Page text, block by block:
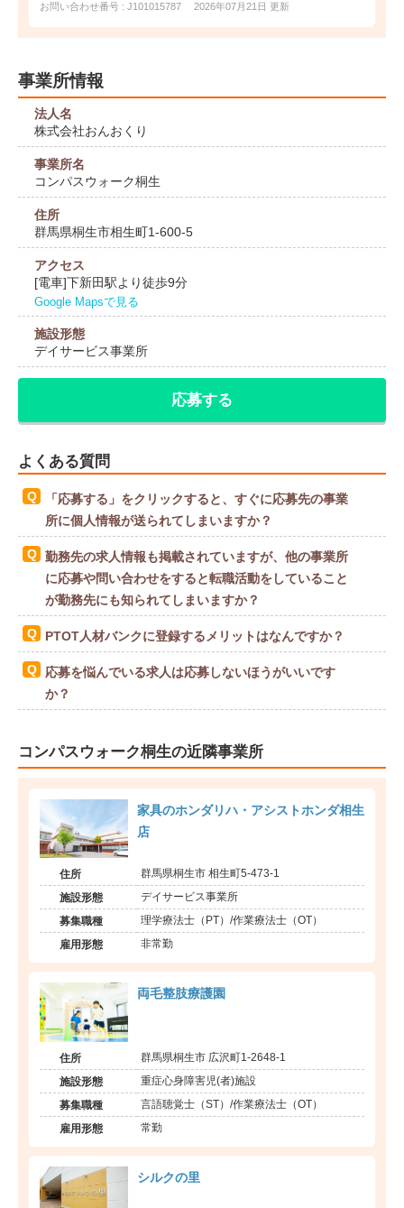
お問い合わせ番号 : J101015787 2026年07月21日 更新
事業所情報
法人名
株式会社おんおくり
事業所名
コンパスウォーク桐生
住所
群馬県桐生市相生町1-600-5
アクセス
[電車]下新田駅より徒歩9分
Google Mapsで見る
施設形態
デイサービス事業所
応募する
よくある質問
「応募する」をクリックすると、すぐに応募先の事業
所に個人情報が送られてしまいますか？
勤務先の求人情報も掲載されていますが、他の事業所
に応募や問い合わせをすると転職活動をしていること
が勤務先にも知られてしまいますか？
PTOT人材バンクに登録するメリットはなんですか？
応募を悩んでいる求人は応募しないほうがいいです
か？
コンパスウォーク桐生の近隣事業所
家具のホンダリハ・アシストホンダ相生
店
住所 群馬県桐生市 相生町5-473-1
施設形態 デイサービス事業所
募集職種 理学療法士（PT）/作業療法士（OT）
雇用形態 非常勤
両毛整肢療護園
住所 群馬県桐生市 広沢町1-2648-1
施設形態 重症心身障害児(者)施設
募集職種 言語聴覚士（ST）/作業療法士（OT）
雇用形態 常勤
シルクの里